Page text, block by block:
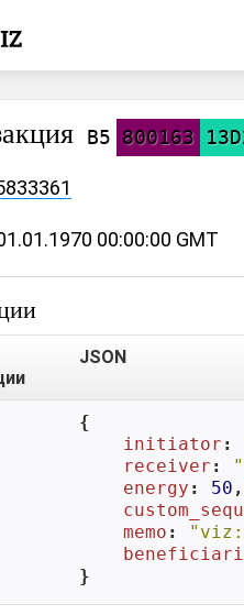
B5 800163
00:00:00 GMT
JSON
{
initiator :
receiver : "
energy : 50 ,
memo :
}